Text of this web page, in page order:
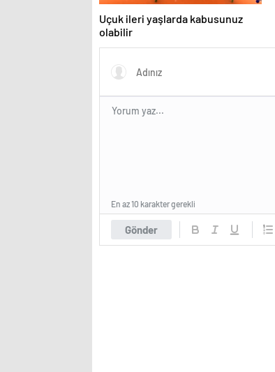
Uçuk ileri yaşlarda kabusunuz
olabilir
Gönder
En az 10 karakter gerekli